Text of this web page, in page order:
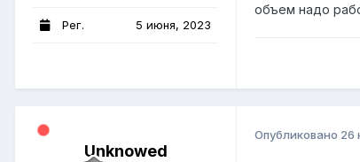
Рег. 5 июня, 2023
объем надо
Unknowed
Опубликовано 26